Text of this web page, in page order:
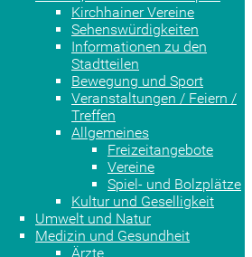
Kirchhainer Vereine
Sehenswürdigkeiten
Informationen zu den
Stadtteilen
Bewegung und Sport
Veranstaltungen / Feiern /
Treffen
Allgemeines
Freizeitangebote
Vereine
Spiel- und Bolzplätze
Kultur und Geselligkeit
Umwelt und Natur
Medizin und Gesundheit
Ärzte